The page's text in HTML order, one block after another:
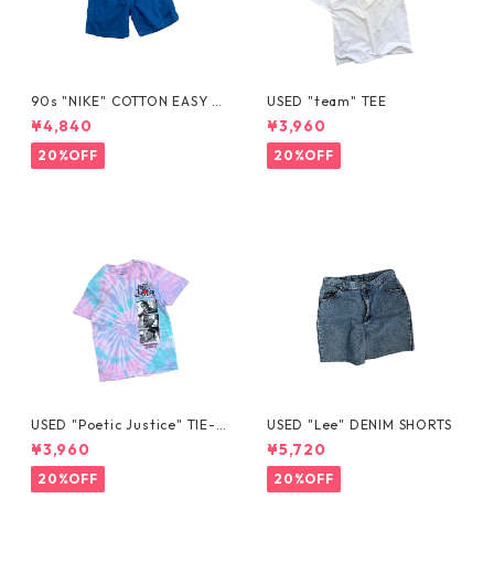
90s "NIKE" COTTON EASY S
HORTS
¥4,840
20%OFF
USED "team" TEE
¥3,960
20%OFF
USED "Poetic Justice" TIE-D
YE TEE
¥3,960
20%OFF
USED "Lee" DENIM SHORTS
¥5,720
20%OFF